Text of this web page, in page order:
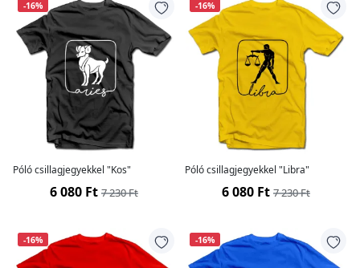
-16%
Póló csillagjegyekkel "Kos"
6 080 Ft 7 230 Ft
-16%
Póló csillagjegyekkel "Libra"
6 080 Ft 7 230 Ft
-16% -16%